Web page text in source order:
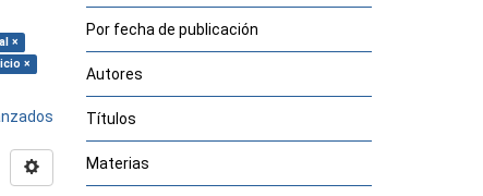
×
×
Por fecha de publicación
Autores
Títulos
Materias